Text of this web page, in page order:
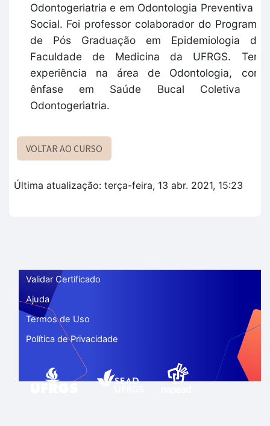
Odontogeriatria e em Odontologia Preventiva e
Social. Foi professor colaborador do Programa
de Pós Graduação em Epidemiologia da
Faculdade de Medicina da UFRGS. Tem
experiência na área de Odontologia, com
ênfase em Saúde Bucal Coletiva e
Odontogeriatria.
VOLTAR AO CURSO
Última atualização: terça-feira, 13 abr. 2021, 15:23
Validar Certificado
Ajuda
Termos de Uso
Política de Privacidade